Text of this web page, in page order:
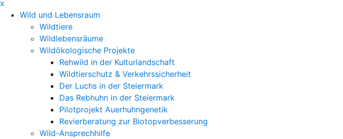
x
Wild und Lebensraum
Wildtiere
Wildlebensräume
Wildökologische Projekte
Rehwild in der Kulturlandschaft
Wildtierschutz & Verkehrssicherheit
Der Luchs in der Steiermark
Das Rebhuhn in der Steiermark
Pilotprojekt Auerhuhngenetik
Revierberatung zur Biotopverbesserung
Wild-Ansprechhilfe